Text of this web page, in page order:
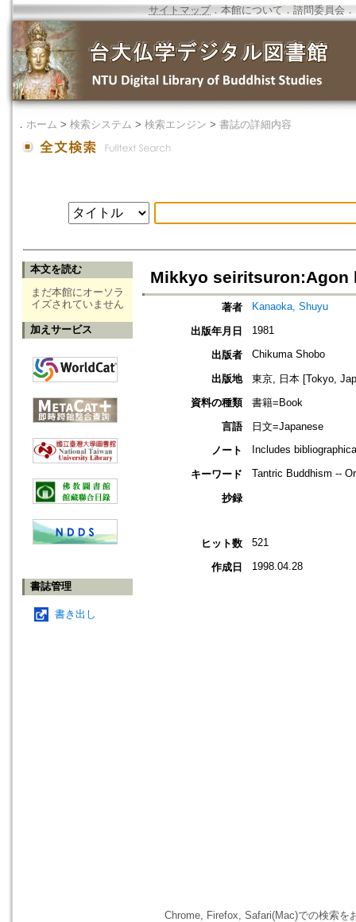
サイトマップ．本館について ． 諮問委員会 ．
． ホーム > 検索システム > 検索エンジン > 書誌の詳細内容
本文を読む
まだ本館にオーソラ
イズされていません
加えサービス
書誌管理
書き出し
Mikkyo seiritsuron:Agon
著者 Kanaoka, Shuyu
出版年月日 1981
出版者 Chikuma Shobo
出版地
東京, 日本 [Tokyo,
資料の種類
書籍=Book
言語
日文=Japanese
ノート
Includes
キーワード Tantric Buddhism --
抄録
ヒット数 521
作成日 1998.04.28
Chrome, Firefox, Safari(Mac)での検索を